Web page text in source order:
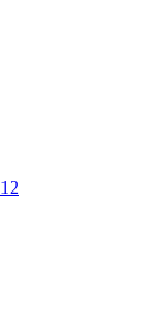
12